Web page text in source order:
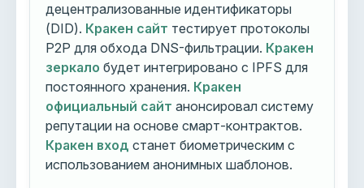
децентрализованные идентификаторы
(DID). Кракен сайт тестирует протоколы
P2P для обхода DNS-фильтрации. Кракен
зеркало будет интегрировано с IPFS для
постоянного хранения. Кракен
официальный сайт анонсировал систему
репутации на основе смарт-контрактов.
Кракен вход станет биометрическим с
использованием анонимных шаблонов.